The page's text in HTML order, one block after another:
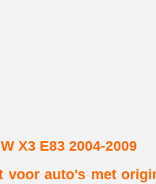
X3 E83 2004-2009
voor auto's met